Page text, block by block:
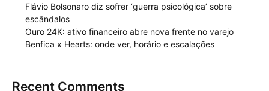
Flávio Bolsonaro diz sofrer ‘guerra psicológica’ sobre
escândalos
Ouro 24K: ativo financeiro abre nova frente no varejo
Benfica x Hearts: onde ver, horário e escalações
Recent Comments